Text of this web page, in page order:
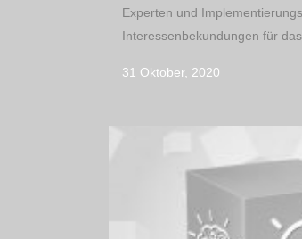
Experten und
Interessenbekundungen für
31 Oktober, 2020